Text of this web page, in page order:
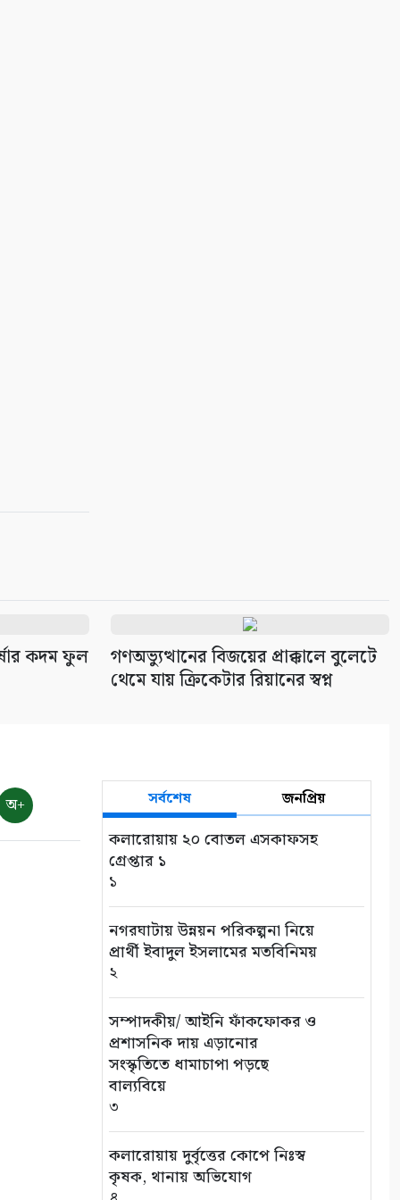
কদম ফুল
গণঅভ্যুত্থানের বিজয়ের প্রাক্কালে বুলেটে
থেমে যায় ক্রিকেটার রিয়ানের স্বপ্ন
অ+ সর্বশেষ জনপ্রিয়
কলারোয়ায় ২০ বোতল এসকাফসহ
গ্রেপ্তার ১
১
নগরঘাটায় উন্নয়ন পরিকল্পনা নিয়ে
প্রার্থী ইবাদুল ইসলামের মতবিনিময়
২
সম্পাদকীয়/ আইনি ফাঁকফোকর ও
প্রশাসনিক দায় এড়ানোর
সংস্কৃতিতে ধামাচাপা পড়ছে
বাল্যবিয়ে
৩
কলারোয়ায় দুর্বৃত্তের কোপে নিঃস্ব
কৃষক, থানায় অভিযোগ